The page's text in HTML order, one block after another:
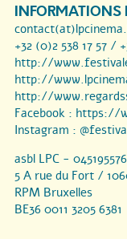
INFORMATIONS
+32 (0)2 538 17 57 /
http://
http://
http://
Facebook : https://
Instagram :
asbl LPC -
5 A rue du Fort /
RPM Bruxelles
BE36 0011 3205 6381